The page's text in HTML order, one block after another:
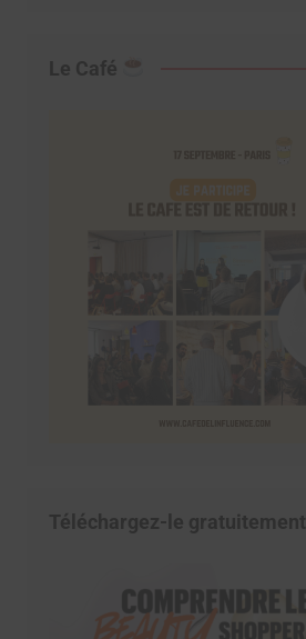
Le Café
Téléchargez-le gratuitement